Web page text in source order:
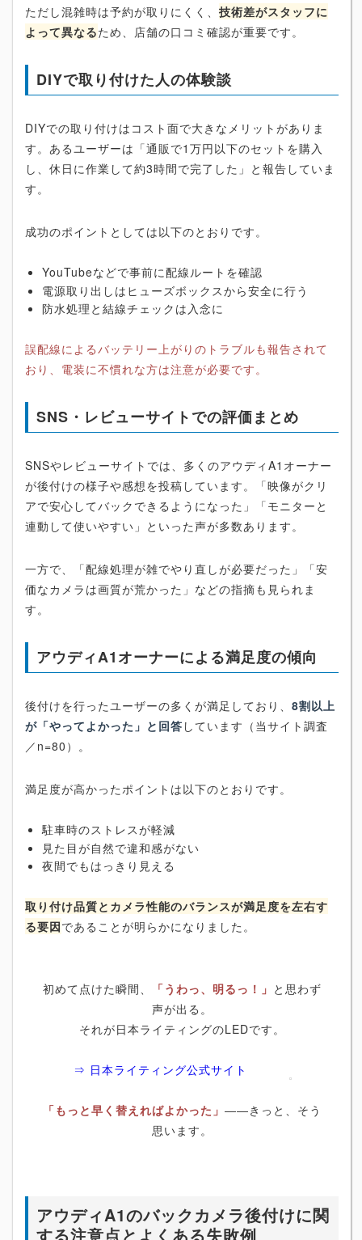
ただし混雑時は予約が取りにくく、 技術差がスタッフに
よって異なるため、店舗の口コミ確認が重要です。
DIYで取り付けた人の体験談
DIYでの取り付けはコスト面で大きなメリットがありま
す。あるユーザーは「通販で1万円以下のセットを購入
し、休日に作業して約3時間で完了した」と報告していま
す。
成功のポイントとしては以下のとおりです。
YouTubeなどで事前に配線ルートを確認
電源取り出しはヒューズボックスから安全に行う
防水処理と結線チェックは入念に
誤配線によるバッテリー上がりのトラブルも報告されて
おり、電装に不慣れな方は注意が必要です。
SNS・レビューサイトでの評価まとめ
SNSやレビューサイトでは、多くのアウディA1オーナー
が後付けの様子や感想を投稿しています。「映像がクリ
アで安心してバックできるようになった」「モニターと
連動して使いやすい」といった声が多数あります。
一方で、「配線処理が雑でやり直しが必要だった」「安
価なカメラは画質が荒かった」などの指摘も見られま
す。
アウディA1オーナーによる満足度の傾向
後付けを行ったユーザーの多くが満足しており、 8割以上
が「やってよかった」と回答 しています（当サイト調査
／n=80）。
満足度が高かったポイントは以下のとおりです。
駐車時のストレスが軽減
見た目が自然で違和感がない
夜間でもはっきり見える
取り付け品質とカメラ性能のバランスが満足度を左右す
る要因であることが明らかになりました。
初めて点けた瞬間、 「うわっ、明るっ！」 と思わず
声が出る。
それが日本ライティングのLEDです。
⇒ 日本ライティング公式サイト
「もっと早く替えればよかった」 ――きっと、そう
思います。
アウディA1のバックカメラ後付けに関
する注意点とよくある失敗例